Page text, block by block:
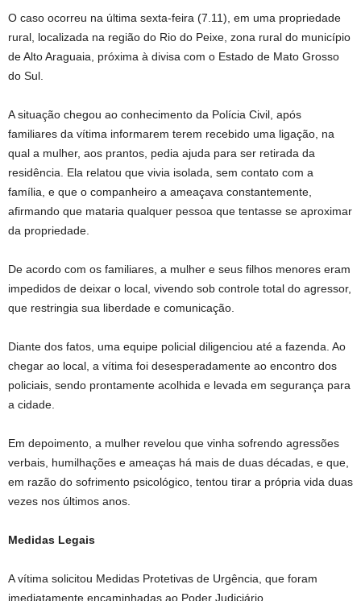
O caso ocorreu na última sexta-feira (7.11), em uma propriedade
rural, localizada na região do Rio do Peixe, zona rural do município
de Alto Araguaia, próxima à divisa com o Estado de Mato Grosso
do Sul.
A situação chegou ao conhecimento da Polícia Civil, após
familiares da vítima informarem terem recebido uma ligação, na
qual a mulher, aos prantos, pedia ajuda para ser retirada da
residência. Ela relatou que vivia isolada, sem contato com a
família, e que o companheiro a ameaçava constantemente,
afirmando que mataria qualquer pessoa que tentasse se aproximar
da propriedade.
De acordo com os familiares, a mulher e seus filhos menores eram
impedidos de deixar o local, vivendo sob controle total do agressor,
que restringia sua liberdade e comunicação.
Diante dos fatos, uma equipe policial diligenciou até a fazenda. Ao
chegar ao local, a vítima foi desesperadamente ao encontro dos
policiais, sendo prontamente acolhida e levada em segurança para
a cidade.
Em depoimento, a mulher revelou que vinha sofrendo agressões
verbais, humilhações e ameaças há mais de duas décadas, e que,
em razão do sofrimento psicológico, tentou tirar a própria vida duas
vezes nos últimos anos.
Medidas Legais
A vítima solicitou Medidas Protetivas de Urgência, que foram
imediatamente encaminhadas ao Poder Judiciário.